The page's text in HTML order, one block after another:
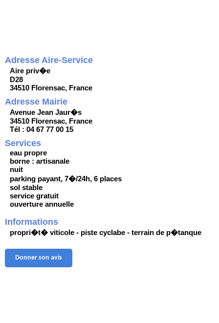
Adresse Aire-Service
Aire priv�e
D28
34510 Florensac, France
Adresse Mairie
Avenue Jean Jaur�s
34510 Florensac, France
Tél : 04 67 77 00 15
Services
eau propre
borne : artisanale
nuit
parking payant, 7�/24h, 6 places
sol stable
service gratuit
ouverture annuelle
Informations
propri�t� viticole - piste cyclabe - terrain de p�tanque
Donner son avis